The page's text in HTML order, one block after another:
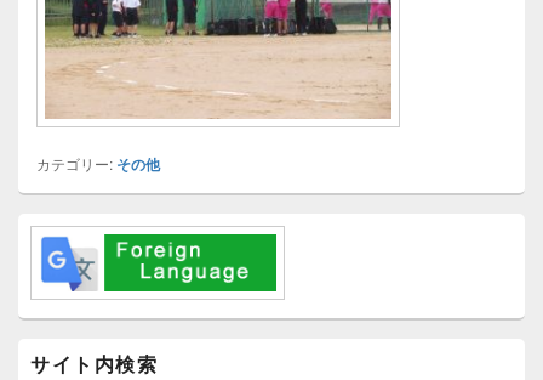
カテゴリー: その他
メ
サイト内検索